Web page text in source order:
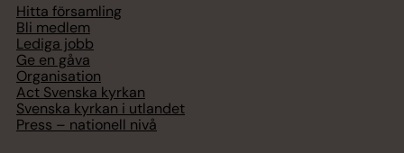
Hitta församling
Bli medlem
Lediga jobb
Ge en gåva
Organisation
Act Svenska kyrkan
Svenska kyrkan i utlandet
Press – nationell nivå